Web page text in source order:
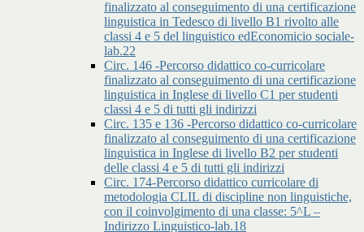
finalizzato al conseguimento di una certificazione
linguistica in Tedesco di livello B1 rivolto alle
classi 4 e 5 del linguistico edEconomicio sociale-
lab.22
Circ. 146 -Percorso didattico co-curricolare
finalizzato al conseguimento di una certificazione
linguistica in Inglese di livello C1 per studenti
classi 4 e 5 di tutti gli indirizzi
Circ. 135 e 136 -Percorso didattico co-curricolare
finalizzato al conseguimento di una certificazione
linguistica in Inglese di livello B2 per studenti
delle classi 4 e 5 di tutti gli indirizzi
Circ. 174-Percorso didattico curricolare di
metodologia CLIL di discipline non linguistiche,
con il coinvolgimento di una classe: 5^L –
Indirizzo Linguistico-lab.18